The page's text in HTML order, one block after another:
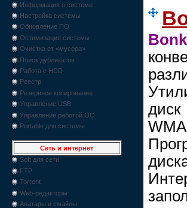
Информация о системе
Настройка системы
Обновление ПО
Оптимизация системы
Очистка от «мусора»
Поиск дубликатов
Работа с HDD
Реестр
Резервное копирование
Управление USB
Управление работой ОС
Portable для системы
Сеть и интернет
Soft для сети
FTP
Torrent
Web-редакторы
Аватары и смайлы